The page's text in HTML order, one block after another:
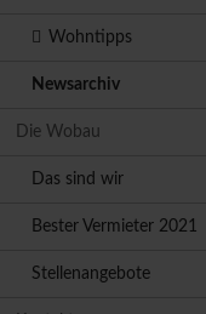
Wohntipps
Newsarchiv
Die Wobau
Das sind wir
Bester Vermieter 2021
Stellenangebote